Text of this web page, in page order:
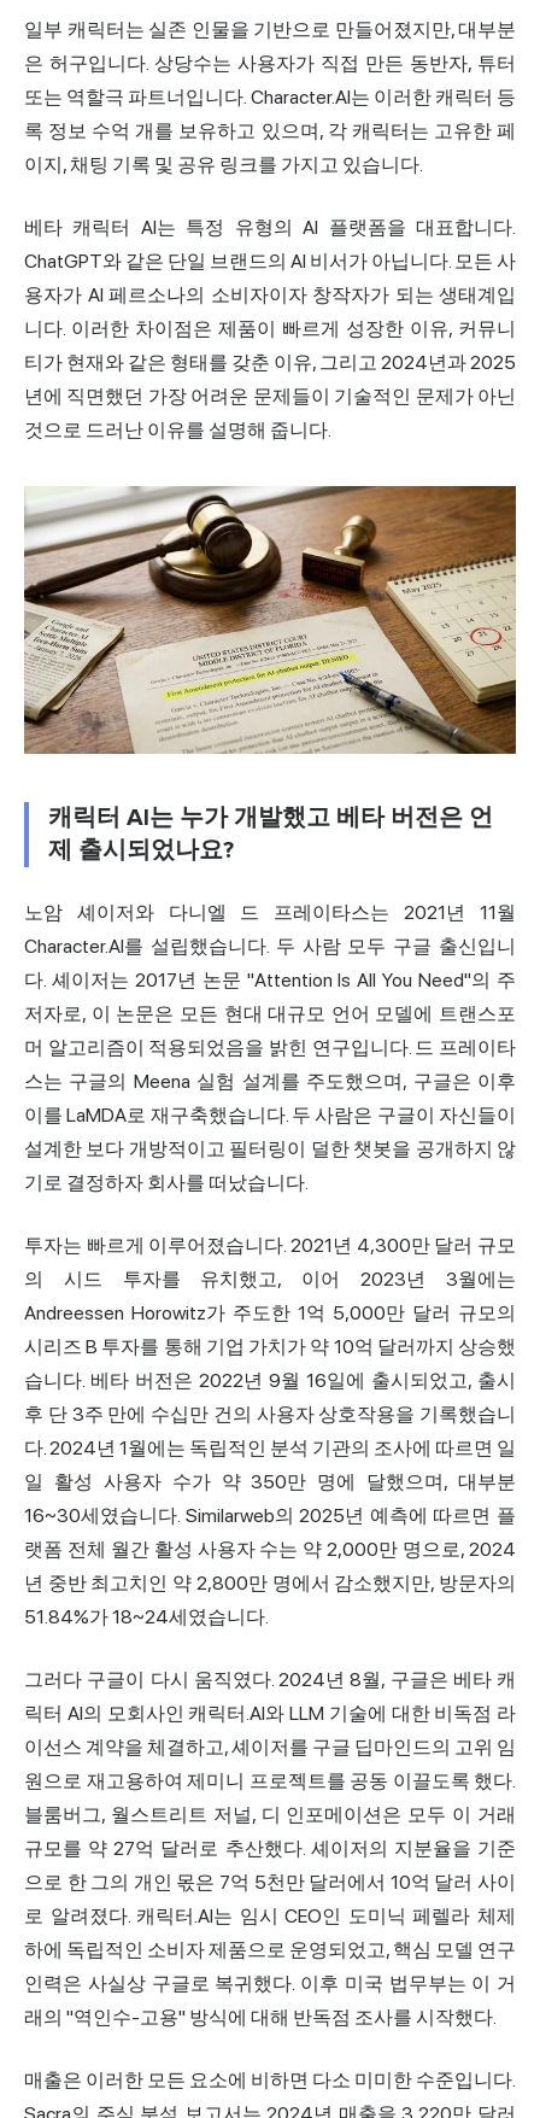
일부 캐릭터는 실존 인물을 기반으로 만들어졌지만, 대부분
은 허구입니다. 상당수는 사용자가 직접 만든 동반자, 튜터
또는 역할극 파트너입니다. Character.AI는 이러한 캐릭터 등
록 정보 수억 개를 보유하고 있으며, 각 캐릭터는 고유한 페
이지, 채팅 기록 및 공유 링크를 가지고 있습니다.
베타 캐릭터 AI는 특정 유형의 AI 플랫폼을 대표합니다.
ChatGPT와 같은 단일 브랜드의 AI 비서가 아닙니다. 모든 사
용자가 AI 페르소나의 소비자이자 창작자가 되는 생태계입
니다. 이러한 차이점은 제품이 빠르게 성장한 이유, 커뮤니
티가 현재와 같은 형태를 갖춘 이유, 그리고 2024년과 2025
년에 직면했던 가장 어려운 문제들이 기술적인 문제가 아닌
것으로 드러난 이유를 설명해 줍니다.
캐릭터 AI는 누가 개발했고 베타 버전은 언
제 출시되었나요?
노암 셰이저와 다니엘 드 프레이타스는 2021년 11월
Character.AI를 설립했습니다. 두 사람 모두 구글 출신입니
다. 셰이저는 2017년 논문 "Attention Is All You Need"의 주
저자로, 이 논문은 모든 현대 대규모 언어 모델에 트랜스포
머 알고리즘이 적용되었음을 밝힌 연구입니다. 드 프레이타
스는 구글의 Meena 실험 설계를 주도했으며, 구글은 이후
이를 LaMDA로 재구축했습니다. 두 사람은 구글이 자신들이
설계한 보다 개방적이고 필터링이 덜한 챗봇을 공개하지 않
기로 결정하자 회사를 떠났습니다.
투자는 빠르게 이루어졌습니다. 2021년 4,300만 달러 규모
의 시드 투자를 유치했고, 이어 2023년 3월에는
Andreessen Horowitz가 주도한 1억 5,000만 달러 규모의
시리즈 B 투자를 통해 기업 가치가 약 10억 달러까지 상승했
습니다. 베타 버전은 2022년 9월 16일에 출시되었고, 출시
후 단 3주 만에 수십만 건의 사용자 상호작용을 기록했습니
다. 2024년 1월에는 독립적인 분석 기관의 조사에 따르면 일
일 활성 사용자 수가 약 350만 명에 달했으며, 대부분
16~30세였습니다. Similarweb의 2025년 예측에 따르면 플
랫폼 전체 월간 활성 사용자 수는 약 2,000만 명으로, 2024
년 중반 최고치인 약 2,800만 명에서 감소했지만, 방문자의
51.84%가 18~24세였습니다.
그러다 구글이 다시 움직였다. 2024년 8월, 구글은 베타 캐
릭터 AI의 모회사인 캐릭터.AI와 LLM 기술에 대한 비독점 라
이선스 계약을 체결하고, 셰이저를 구글 딥마인드의 고위 임
원으로 재고용하여 제미니 프로젝트를 공동 이끌도록 했다.
블룸버그, 월스트리트 저널, 디 인포메이션은 모두 이 거래
규모를 약 27억 달러로 추산했다. 셰이저의 지분율을 기준
으로 한 그의 개인 몫은 7억 5천만 달러에서 10억 달러 사이
로 알려졌다. 캐릭터.AI는 임시 CEO인 도미닉 페렐라 체제
하에 독립적인 소비자 제품으로 운영되었고, 핵심 모델 연구
인력은 사실상 구글로 복귀했다. 이후 미국 법무부는 이 거
래의 "역인수-고용" 방식에 대해 반독점 조사를 시작했다.
매출은 이러한 모든 요소에 비하면 다소 미미한 수준입니다.